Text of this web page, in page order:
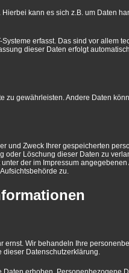
kann es sich z.B. um Daten
erfasst. Das sind vor allem
dieser Daten erfolgt
zu gewährleisten. Andere Daten
und Zweck Ihrer gespeicherten
oder Löschung dieser Daten zu
der im Impressum angegebenen
zu.
ernst. Wir behandeln Ihre
dieser Datenschutzerklärung.